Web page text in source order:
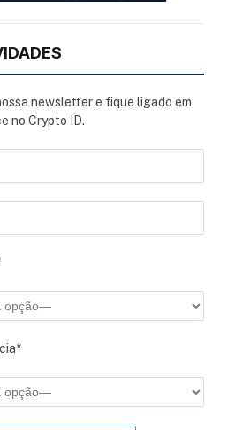
newsletter e fique ligado em
no Crypto ID.